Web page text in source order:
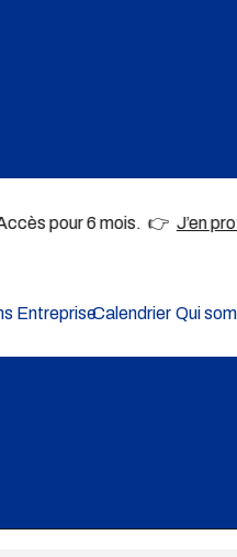
pour 6 mois. 👉J’en
EntrepriseCalendrier Qui
de diffuser
oeuvrent pour